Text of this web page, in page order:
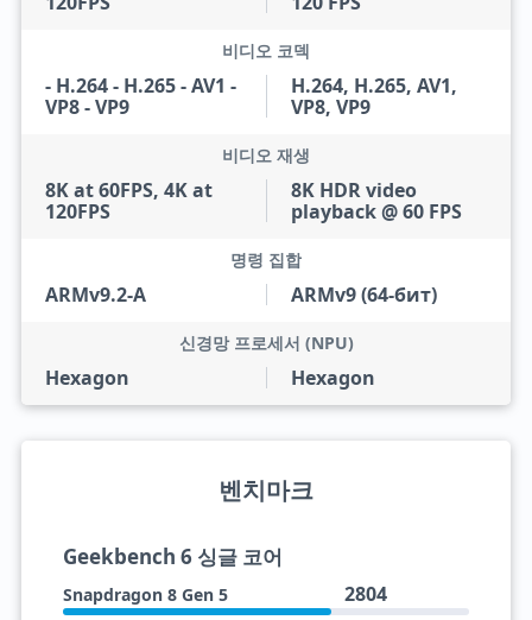
- H.264 - H.265 - AV1 -
VP8 - VP9
비디오 코덱
H.264, H.265, AV1,
VP8, VP9
8K at 60FPS, 4K at
120FPS
비디오 재생
8K HDR video
playback @ 60 FPS
ARMv9.2-A
명령 집합
ARMv9 (64-бит)
Hexagon
신경망 프로세서 (NPU)
Hexagon
벤치마크
Geekbench 6 싱글 코어
Snapdragon 8 Gen 5 2804